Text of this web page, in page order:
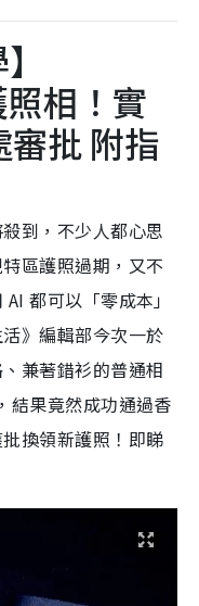
相！實
批 附指
到，不少人都心思
區護照過期，又不
都可以「零成本」
》編輯部今次一於
兼著錯衫的普通相
結果竟然成功通過香
換領新護照！即睇